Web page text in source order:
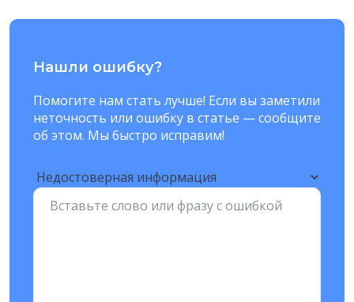
Нашли ошибку?
Помогите нам стать лучше! Если вы заметили
неточность или ошибку в статье — сообщите
об этом. Мы быстро исправим!